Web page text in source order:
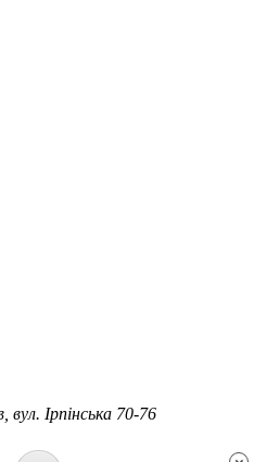
вул. Ірпінська 70-76